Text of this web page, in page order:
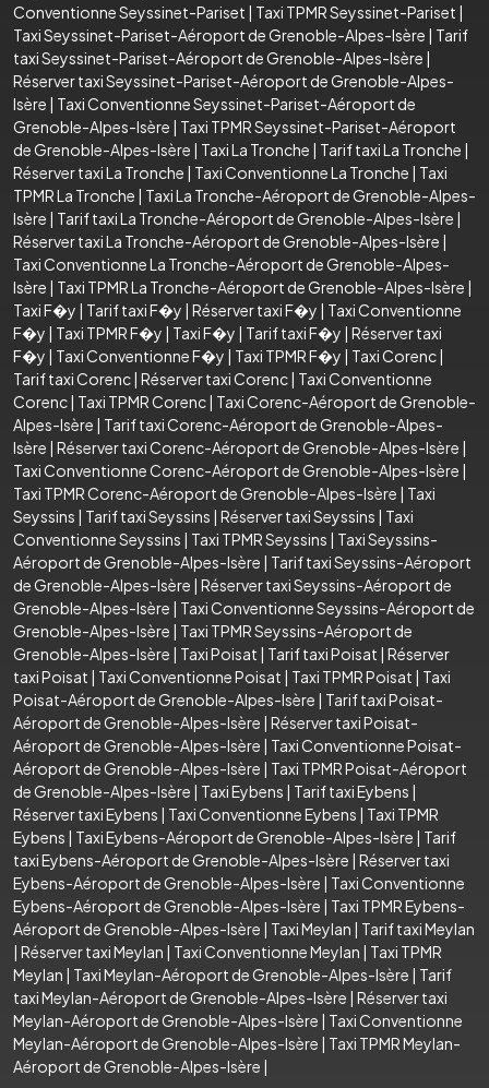
Conventionne Seyssinet-Pariset | Taxi TPMR Seyssinet-Pariset |
Taxi Seyssinet-Pariset-Aéroport de Grenoble-Alpes-Isère | Tarif
taxi Seyssinet-Pariset-Aéroport de Grenoble-Alpes-Isère |
Réserver taxi Seyssinet-Pariset-Aéroport de Grenoble-Alpes-
Isère | Taxi Conventionne Seyssinet-Pariset-Aéroport de
Grenoble-Alpes-Isère | Taxi TPMR Seyssinet-Pariset-Aéroport
de Grenoble-Alpes-Isère | Taxi La Tronche | Tarif taxi La Tronche |
Réserver taxi La Tronche | Taxi Conventionne La Tronche | Taxi
TPMR La Tronche | Taxi La Tronche-Aéroport de Grenoble-Alpes-
Isère | Tarif taxi La Tronche-Aéroport de Grenoble-Alpes-Isère |
Réserver taxi La Tronche-Aéroport de Grenoble-Alpes-Isère |
Taxi Conventionne La Tronche-Aéroport de Grenoble-Alpes-
Isère | Taxi TPMR La Tronche-Aéroport de Grenoble-Alpes-Isère |
Taxi F�y | Tarif taxi F�y | Réserver taxi F�y | Taxi Conventionne
F�y | Taxi TPMR F�y | Taxi F�y | Tarif taxi F�y | Réserver taxi
F�y | Taxi Conventionne F�y | Taxi TPMR F�y | Taxi Corenc|
Tarif taxi Corenc| Réserver taxi Corenc| Taxi Conventionne
Corenc| Taxi TPMR Corenc| Taxi Corenc-Aéroport de Grenoble-
Alpes-Isère | Tarif taxi Corenc-Aéroport de Grenoble-Alpes-
Isère | Réserver taxi Corenc-Aéroport de Grenoble-Alpes-Isère |
Taxi Conventionne Corenc-Aéroport de Grenoble-Alpes-Isère |
Taxi TPMR Corenc-Aéroport de Grenoble-Alpes-Isère | Taxi
Seyssins | Tarif taxi Seyssins | Réserver taxi Seyssins | Taxi
Conventionne Seyssins | Taxi TPMR Seyssins | Taxi Seyssins-
Aéroport de Grenoble-Alpes-Isère | Tarif taxi Seyssins-Aéroport
de Grenoble-Alpes-Isère | Réserver taxi Seyssins-Aéroport de
Grenoble-Alpes-Isère | Taxi Conventionne Seyssins-Aéroport de
Grenoble-Alpes-Isère | Taxi TPMR Seyssins-Aéroport de
Grenoble-Alpes-Isère | Taxi Poisat | Tarif taxi Poisat | Réserver
taxi Poisat | Taxi Conventionne Poisat | Taxi TPMR Poisat | Taxi
Poisat-Aéroport de Grenoble-Alpes-Isère | Tarif taxi Poisat-
Aéroport de Grenoble-Alpes-Isère | Réserver taxi Poisat-
Aéroport de Grenoble-Alpes-Isère | Taxi Conventionne Poisat-
Aéroport de Grenoble-Alpes-Isère | Taxi TPMR Poisat-Aéroport
de Grenoble-Alpes-Isère | Taxi Eybens | Tarif taxi Eybens |
Réserver taxi Eybens | Taxi Conventionne Eybens | Taxi TPMR
Eybens | Taxi Eybens-Aéroport de Grenoble-Alpes-Isère | Tarif
taxi Eybens-Aéroport de Grenoble-Alpes-Isère | Réserver taxi
Eybens-Aéroport de Grenoble-Alpes-Isère | Taxi Conventionne
Eybens-Aéroport de Grenoble-Alpes-Isère | Taxi TPMR Eybens-
Aéroport de Grenoble-Alpes-Isère | Taxi Meylan | Tarif taxi Meylan
| Réserver taxi Meylan | Taxi Conventionne Meylan | Taxi TPMR
Meylan | Taxi Meylan-Aéroport de Grenoble-Alpes-Isère | Tarif
taxi Meylan-Aéroport de Grenoble-Alpes-Isère | Réserver taxi
Meylan-Aéroport de Grenoble-Alpes-Isère | Taxi Conventionne
Meylan-Aéroport de Grenoble-Alpes-Isère | Taxi TPMR Meylan-
Aéroport de Grenoble-Alpes-Isère |